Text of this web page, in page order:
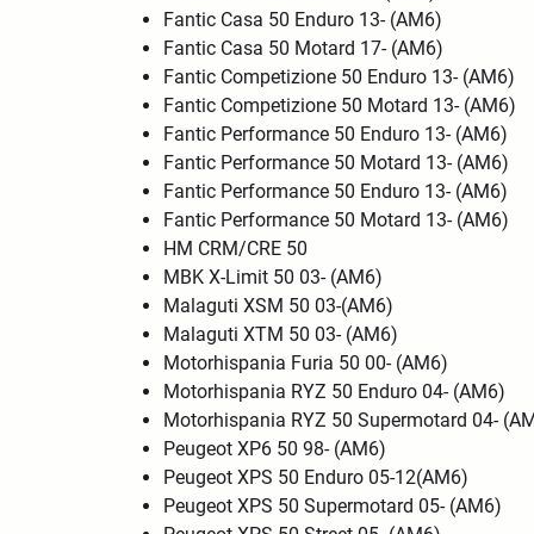
Fantic Casa 50 Enduro 13- (AM6)
Fantic Casa 50 Motard 17- (AM6)
Fantic Competizione 50 Enduro 13- (AM6)
Fantic Competizione 50 Motard 13- (AM6)
Fantic Performance 50 Enduro 13- (AM6)
Fantic Performance 50 Motard 13- (AM6)
Fantic Performance 50 Enduro 13- (AM6)
Fantic Performance 50 Motard 13- (AM6)
HM CRM/CRE 50
MBK X-Limit 50 03- (AM6)
Malaguti XSM 50 03-(AM6)
Malaguti XTM 50 03- (AM6)
Motorhispania Furia 50 00- (AM6)
Motorhispania RYZ 50 Enduro 04- (AM6)
Motorhispania RYZ 50 Supermotard 04-
Peugeot XP6 50 98- (AM6)
Peugeot XPS 50 Enduro 05-12(AM6)
Peugeot XPS 50 Supermotard 05- (AM6)